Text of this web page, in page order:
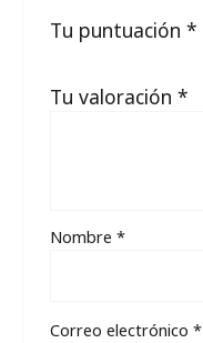
Tu puntuación*
Tu valoración*
Nombre*
Correo electrónico*